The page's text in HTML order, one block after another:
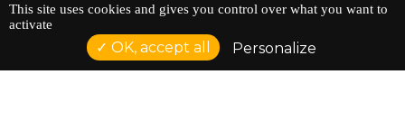
POLITIQUE DE CONFIDENTIALITÉ
This site uses cookies and gives you control over what you want to
activate
OK, accept all Personalize